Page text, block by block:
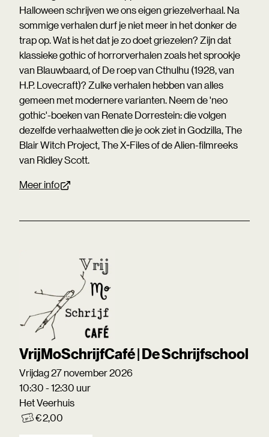
Halloween schrijven we ons eigen griezelverhaal. Na
sommige verhalen durf je niet meer in het donker de
trap op. Wat is het dat je zo doet griezelen? Zijn dat
klassieke gothic of horrorverhalen zoals het sprookje
van Blauwbaard, of De roep van Cthulhu (1928, van
H.P. Lovecraft)? Zulke verhalen hebben van alles
gemeen met modernere varianten. Neem de 'neo
gothic'-boeken van Renate Dorrestein: die volgen
dezelfde verhaalwetten die je ook ziet in Godzilla, The
Blair Witch Project, The X-Files of de Alien-filmreeks
van Ridley Scott.
Meer info
VrijMoSchrijfCafé | De Schrijfschool
Vrijdag 27 november 2026
10:30 - 12:30 uur
Het Veerhuis
€ 2,00